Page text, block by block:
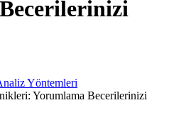
Yöntemleri
Yorumlama Becerilerinizi